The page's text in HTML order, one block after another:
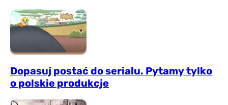
Dopasuj postać do serialu. Pytamy tylko
o polskie produkcje